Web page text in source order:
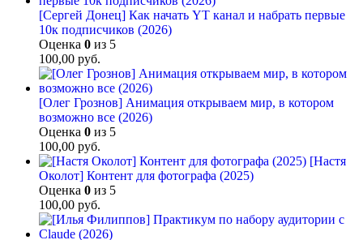
[Сергей Донец] Как начать YT канал и набрать первые
10к подписчиков (2026)
Оценка 0 из 5
100,00 руб.
[Олег Грознов] Анимация открываем мир, в котором
возможно все (2026)
Оценка 0 из 5
100,00 руб.
[Настя
Околот] Контент для фотографа (2025)
Оценка 0 из 5
100,00 руб.